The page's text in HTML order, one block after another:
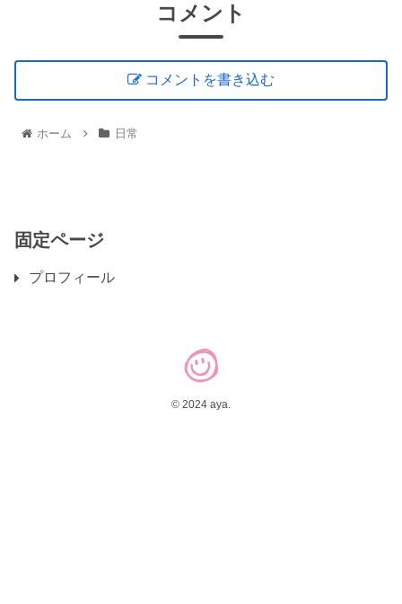
コメント
コメントを書き込む
ホーム 日常
固定ページ
プロフィール
© 2024 aya.